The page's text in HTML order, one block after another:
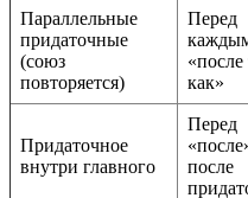
Параллельные
придаточные
(союз
повторяется)
Перед
«после
как»
Придаточное
внутри главного
Перед
после